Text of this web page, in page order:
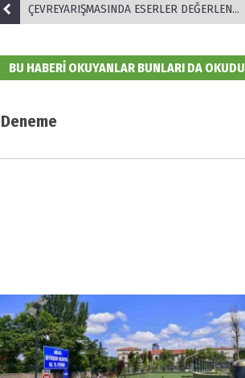
ÇEVREYARIŞMASINDA ESERLER DEĞERLENDİRİLİYOR
BU HABERİ OKUYANLAR BUNLARI DA OKUDU
Deneme